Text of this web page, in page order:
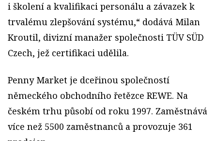
i školení a kvalifikaci personálu a závazek k
trvalému zlepšování systému,“ dodává Milan
Kroutil, divizní manažer společnosti TÜV SÜD
Czech, jež certifikaci udělila.
Penny Market je dceřinou společností
německého obchodního řetězce REWE. Na
českém trhu působí od roku 1997. Zaměstnává
více než 5500 zaměstnanců a provozuje 361